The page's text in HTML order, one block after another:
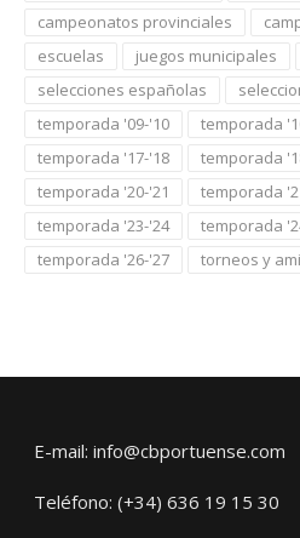
campeonatos provinciales
escuelas
juegos municipales
selecciones españolas
temporada '09-'10
temporada
temporada '17-'18
temporada
temporada '20-'21
temporada
temporada '23-'24
temporada
temporada '26-'27
torneos y
E-mail: info@cbportuense.com
Teléfono: (+34) 636 19 15 30